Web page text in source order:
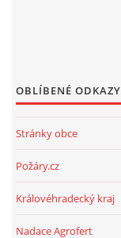
OBLÍBENÉ ODKAZY
Stránky obce
Požáry.cz
Královéhradecký kraj
Nadace Agrofert